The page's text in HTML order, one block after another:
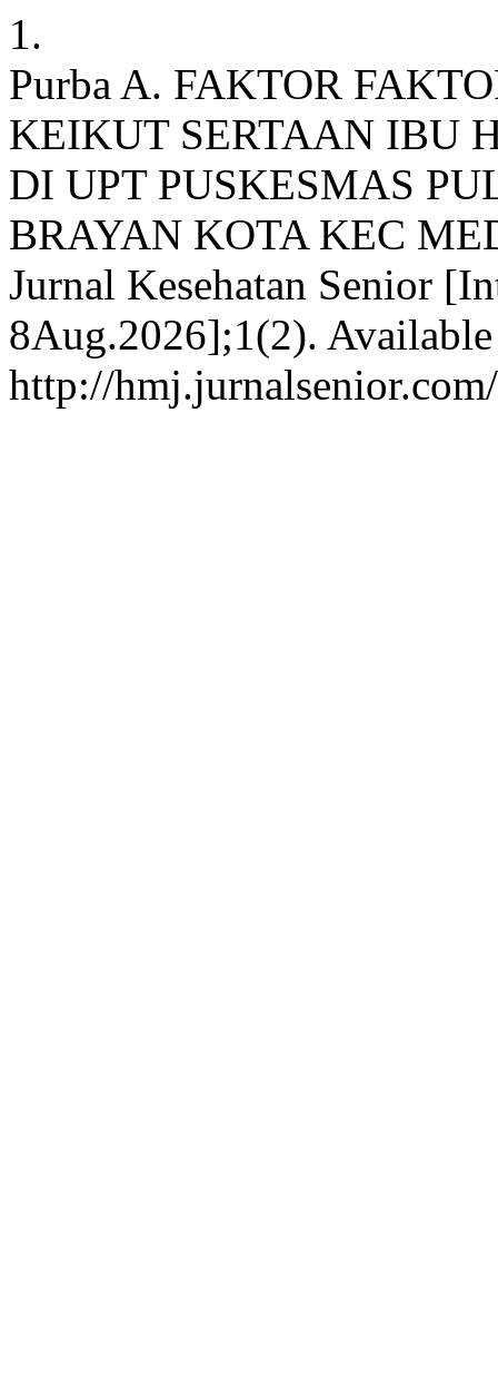
1.
Purba A. FAKTOR
KEIKUT SERTAAN IBU
DI UPT PUSKESMAS
BRAYAN KOTA KEC
Jurnal Kesehatan Senior
8Aug.2026];1(2).
http://